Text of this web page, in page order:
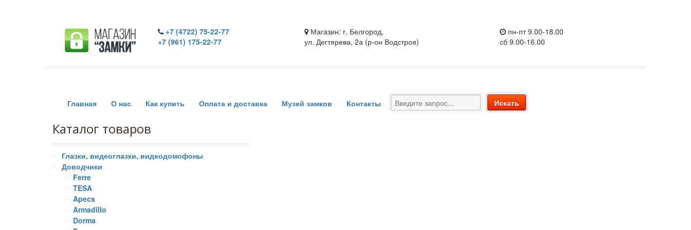
+7 (4722) 75-22-77
+7 (961) 175-22-77
Магазин: г. Белгород,
ул. Дегтярева, 2а (р-он Водстроя)
пн-пт 9.00-18.00
сб 9.00-16.00
Главная О нас Как купить Оплата и доставка Музей замков Контакты
Каталог товаров
Глазки, видеоглазки, видеодомофоны
Доводчики
Ferre
TESA
Apecs
Armadillo
Dorma